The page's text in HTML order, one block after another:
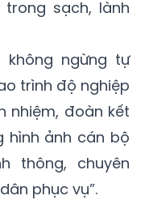
sạch, lành
ngừng tự
trình độ nghiệp
nhiệm, đoàn kết
hình ảnh cán bộ
thông, chuyên
phục vụ”.